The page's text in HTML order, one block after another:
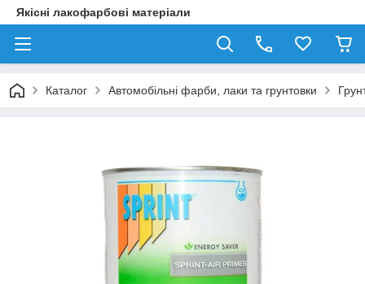
Якісні лакофарбові матеріали
Каталог Автомобільні фарби, лаки та грунтовки